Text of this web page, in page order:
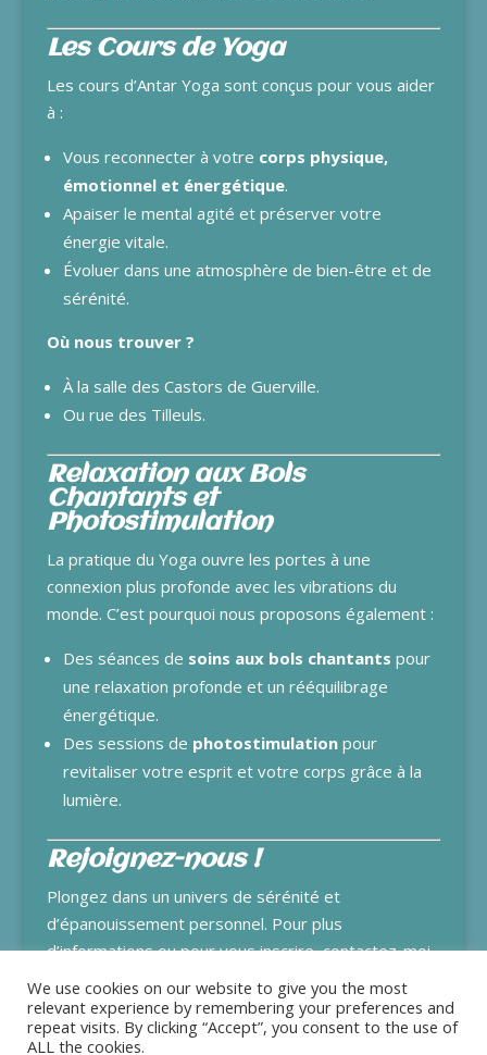
Les Cours de Yoga
Les cours d’Antar Yoga sont conçus pour vous aider
à :
Vous reconnecter à votre corps physique,
émotionnel et énergétique.
Apaiser le mental agité et préserver votre
énergie vitale.
Évoluer dans une atmosphère de bien-être et de
sérénité.
Où nous trouver ?
À la salle des Castors de Guerville.
Ou rue des Tilleuls.
Relaxation aux Bols
Chantants et
Photostimulation
La pratique du Yoga ouvre les portes à une
connexion plus profonde avec les vibrations du
monde. C’est pourquoi nous proposons également :
Des séances de soins aux bols chantants pour
une relaxation profonde et un rééquilibrage
énergétique.
Des sessions de photostimulationpour
revitaliser votre esprit et votre corps grâce à la
lumière.
Rejoignez-nous !
Plongez dans un univers de sérénité et
d’épanouissement personnel. Pour plus
d’informations ou pour vous inscrire, contactez-moi
dès aujourd’hui.
We use cookies on our website to give you the most
relevant experience by remembering your preferences and
repeat visits. By clicking “Accept”, you consent to the use of
ALL the cookies.